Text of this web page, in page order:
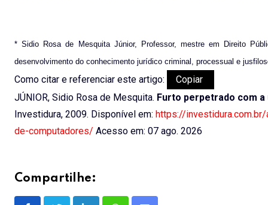
* Sidio Rosa de Mesquita Júnior, Professor, mestre em Direito
desenvolvimento do conhecimento jurídico criminal, processual e
Como citar e referenciar este artigo:
Copiar
JÚNIOR, Sidio Rosa de Mesquita. Furto perpetrado com
Investidura, 2009. Disponível em: https://
de-computadores/ Acesso em: 07 ago. 2026
Compartilhe: